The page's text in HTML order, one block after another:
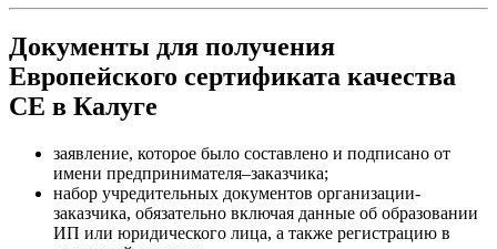
Документы для получения
Европейского сертификата качества
СЕ в Калуге
заявление, которое было составлено и подписано от
имени предпринимателя–заказчика;
набор учредительных документов организации-
заказчика, обязательно включая данные об образовании
ИП или юридического лица, а также регистрацию в